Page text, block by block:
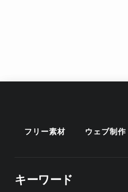
フリー素材 ウェブ制作
キーワード